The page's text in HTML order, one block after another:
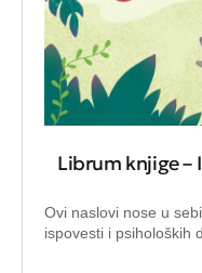
Librum knjige –
Ovi naslovi nose u
ispovesti i psiholoških